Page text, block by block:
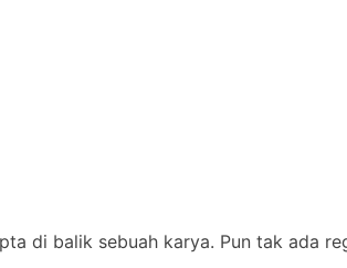
di balik sebuah karya. Pun tak ada